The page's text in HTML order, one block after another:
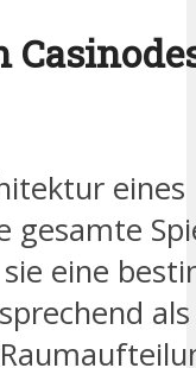
eines
gesamte
eine